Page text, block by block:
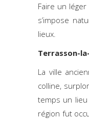
Faire un
s’impose
lieux.
Terrasson-
La ville
colline,
temps un lieu
région fut